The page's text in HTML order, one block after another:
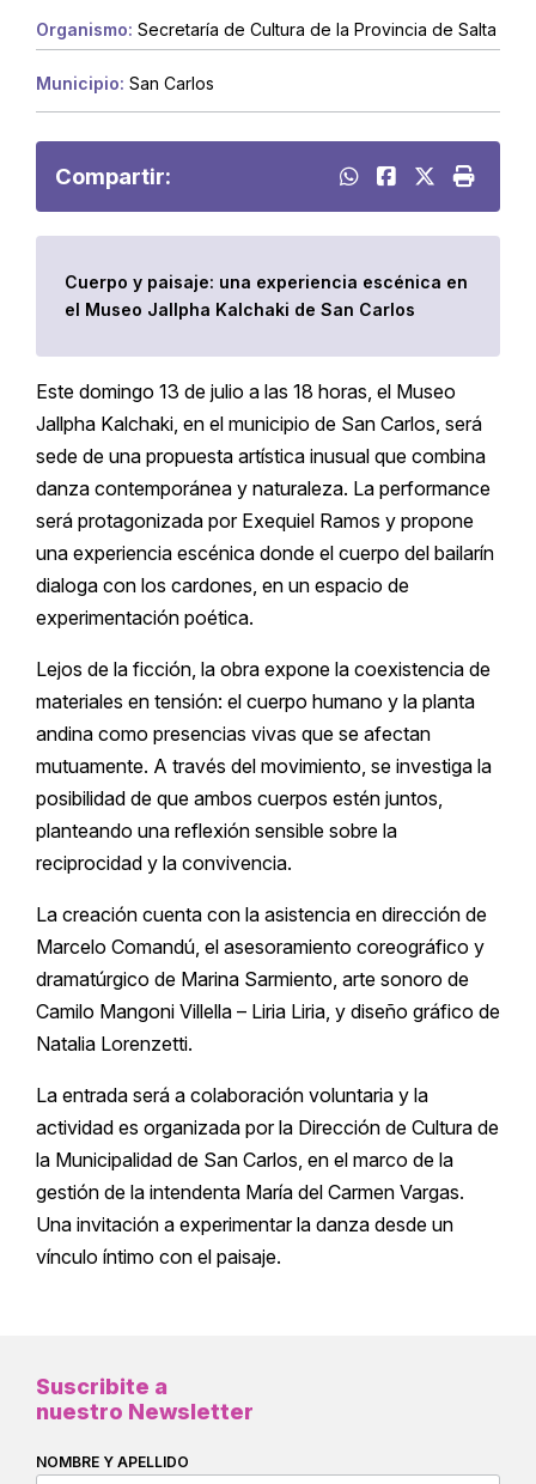
Organismo: Secretaría de Cultura de la Provincia de Salta
Municipio: San Carlos
Compartir:
Cuerpo y paisaje: una experiencia escénica en
el Museo Jallpha Kalchaki de San Carlos
Este domingo 13 de julio a las 18 horas, el Museo
Jallpha Kalchaki, en el municipio de San Carlos, será
sede de una propuesta artística inusual que combina
danza contemporánea y naturaleza. La performance
será protagonizada por Exequiel Ramos y propone
una experiencia escénica donde el cuerpo del bailarín
dialoga con los cardones, en un espacio de
experimentación poética.
Lejos de la ficción, la obra expone la coexistencia de
materiales en tensión: el cuerpo humano y la planta
andina como presencias vivas que se afectan
mutuamente. A través del movimiento, se investiga la
posibilidad de que ambos cuerpos estén juntos,
planteando una reflexión sensible sobre la
reciprocidad y la convivencia.
La creación cuenta con la asistencia en dirección de
Marcelo Comandú, el asesoramiento coreográfico y
dramatúrgico de Marina Sarmiento, arte sonoro de
Camilo Mangoni Villella – Liria Liria, y diseño gráfico de
Natalia Lorenzetti.
La entrada será a colaboración voluntaria y la
actividad es organizada por la Dirección de Cultura de
la Municipalidad de San Carlos, en el marco de la
gestión de la intendenta María del Carmen Vargas.
Una invitación a experimentar la danza desde un
vínculo íntimo con el paisaje.
Suscribite a
nuestro Newsletter
NOMBRE Y APELLIDO